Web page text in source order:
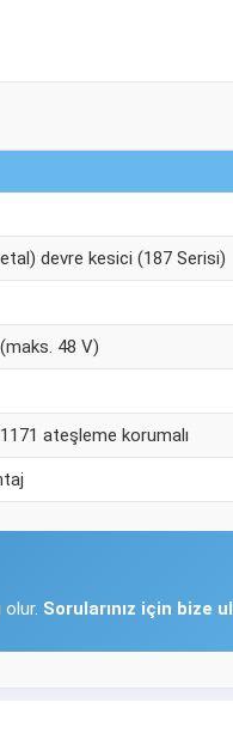
devre kesici (187 Serisi)
48 V)
ateşleme korumalı
Sorularınız için bize